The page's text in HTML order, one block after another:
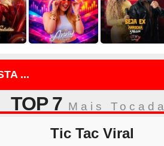
...
TOP 7 Mais
Tic Tac Viral